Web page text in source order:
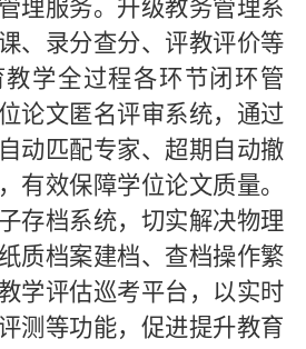
理服务。升级教务管理系
、录分查分、评教评价等
学全过程各环节闭环管
论文匿名评审系统，通过
动匹配专家、超期自动撤
有效保障学位论文质量。
存档系统，切实解决物理
质档案建档、查档操作繁
学评估巡考平台，以实时
测等功能，促进提升教育